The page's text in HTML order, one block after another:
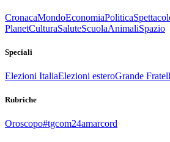
CronacaMondoEconomiaPolitica
PlanetCulturaSaluteScuolaAnimaliSpazio
Speciali
Elezioni ItaliaElezioni esteroGrande
Rubriche
Oroscopo#tgcom24amarcord